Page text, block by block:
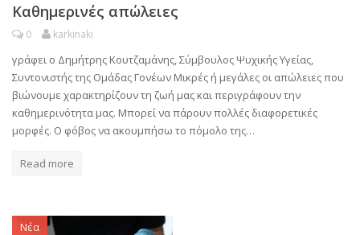
Καθημερινές απώλειες
0 karkinaki
γράφει ο Δημήτρης Κουτζαμάνης, Σύμβουλος Ψυχικής Υγείας,
Συντονιστής της Ομάδας Γονέων Μικρές ή μεγάλες οι απώλειες που
βιώνουμε χαρακτηρίζουν τη ζωή μας και περιγράφουν την
καθημερινότητα μας. Μπορεί να πάρουν πολλές διαφορετικές
μορφές. Ο φόβος να ακουμπήσω το πόμολο της…
Read more
Νέα